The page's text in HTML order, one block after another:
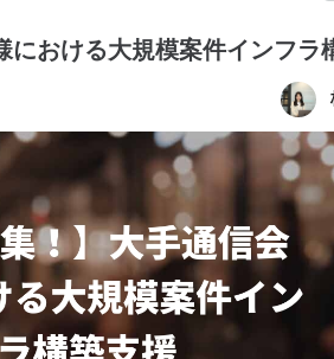
における大規模案件インフラ